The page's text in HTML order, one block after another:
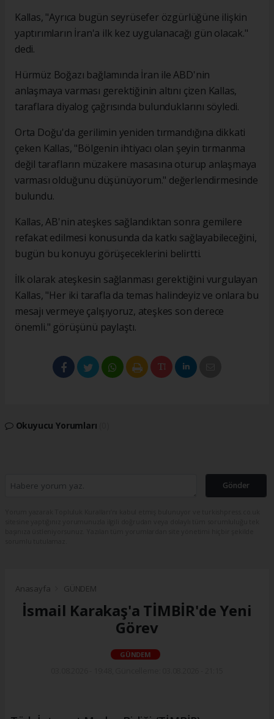
Kallas, "Ayrıca bugün seyrüsefer özgürlüğüne ilişkin
yaptırımların İran'a ilk kez uygulanacağı gün olacak."
dedi.
Hürmüz Boğazı bağlamında İran ile ABD'nin
anlaşmaya varması gerektiğinin altını çizen Kallas,
taraflara diyalog çağrısında bulunduklarını söyledi.
Orta Doğu'da gerilimin yeniden tırmandığına dikkati
çeken Kallas, "Bölgenin ihtiyacı olan şeyin tırmanma
değil tarafların müzakere masasına oturup anlaşmaya
varması olduğunu düşünüyorum." değerlendirmesinde
bulundu.
Kallas, AB'nin ateşkes sağlandıktan sonra gemilere
refakat edilmesi konusunda da katkı sağlayabileceğini,
bugün bu konuyu görüşeceklerini belirtti.
İlk olarak ateşkesin sağlanması gerektiğini vurgulayan
Kallas, "Her iki tarafla da temas halindeyiz ve onlara bu
mesajı vermeye çalışıyoruz, ateşkes son derece
önemli." görüşünü paylaştı.
Okuyucu Yorumları
Gönder
Anasayfa GÜNDEM
İsmail Karakaş'a TİMBİR'de Yeni
Görev
GÜNDEM